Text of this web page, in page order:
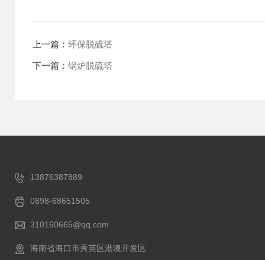
上一篇： 环保脱硫塔
下一篇： 锅炉脱硫塔
13876387889
0898-68651505
310160665@qq.com
海南省海口市秀英区港澳开发区